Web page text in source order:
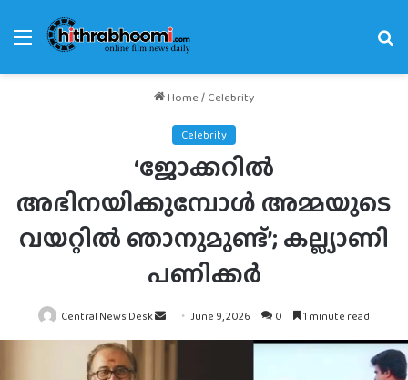
Menu
Home/ Celebrity
Celebrity
‘ജോക്കറില്‍
അഭിനയിക്കുമ്പോള്‍ അമ്മയുടെ
വയറ്റില്‍ ഞാനുമുണ്ട്’; കല്ല്യാണി
പണിക്കര്‍
Central News Desk
Send
an
June 9, 2026 0 1 minute read